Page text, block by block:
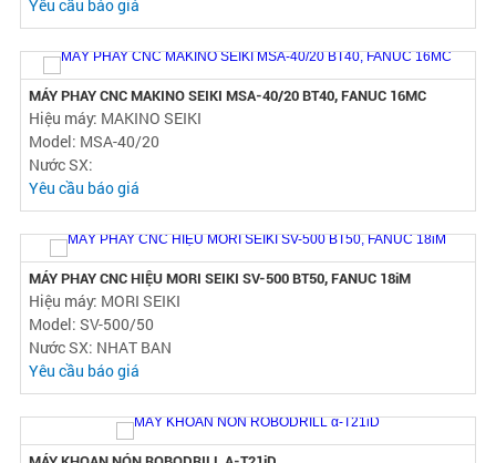
Hiệu máy: TSUGAMI
Model: M42J
Nước SX:
Yêu cầu báo giá
MÁY TIỆN CNC CÓ CHỐNG TÂM, HIỆU MORI SEIKI SL-65A, FANUC
16TB
Hiệu máy: MORI SEIKI
Nước SX:
Yêu cầu báo giá
MÁY PHAY CNC MAKINO SEIKI MSA-40/20 BT40, FANUC 16MC
Hiệu máy: MAKINO SEIKI
Model: MSA-40/20
Nước SX:
Yêu cầu báo giá